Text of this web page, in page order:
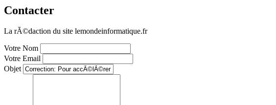
Contacter
La rÃ©daction du site lemondeinformatique.fr
Votre Nom
Votre Email
Objet